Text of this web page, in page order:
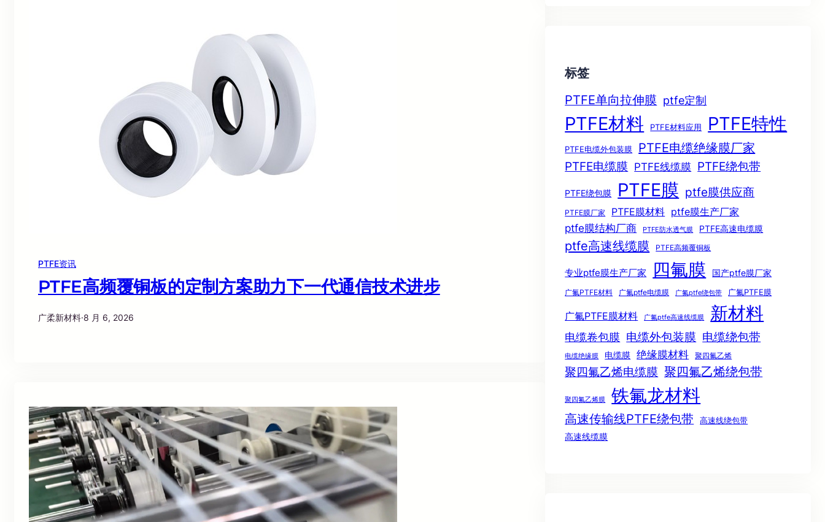
PTFE资讯
PTFE高频覆铜板的定制方案助力下一代通信技术进步
广柔新材料·8 月 6, 2026
标签
PTFE单向拉伸膜 ptfe定制
PTFE材料 PTFE材料应用 PTFE特性
PTFE电缆外包装膜 PTFE电缆绝缘膜厂家
PTFE电缆膜 PTFE线缆膜 PTFE绕包带
PTFE绕包膜 PTFE膜 ptfe膜供应商
PTFE膜厂家 PTFE膜材料 ptfe膜生产厂家
ptfe膜结构厂商 PTFE防水透气膜 PTFE高速电缆膜
ptfe高速线缆膜 PTFE高频覆铜板
专业ptfe膜生产厂家 四氟膜 国产ptfe膜厂家
广氟PTFE材料 广氟ptfe电缆膜 广氟ptfe绕包带 广氟PTFE膜
广氟PTFE膜材料 广氟ptfe高速线缆膜 新材料
电缆卷包膜 电缆外包装膜 电缆绕包带
电缆绝缘膜 电缆膜 绝缘膜材料 聚四氟乙烯
聚四氟乙烯电缆膜 聚四氟乙烯绕包带
聚四氟乙烯膜 铁氟龙材料
高速传输线PTFE绕包带
高速线绕包带
高速线缆膜